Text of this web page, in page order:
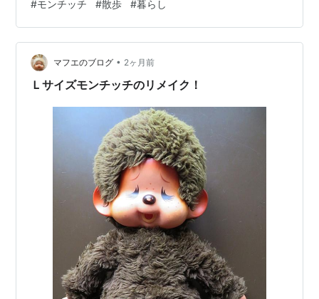
#モンチッチ #散歩 #暮らし
マフエのブログ • 2ヶ月前
Ｌサイズモンチッチのリメイク！